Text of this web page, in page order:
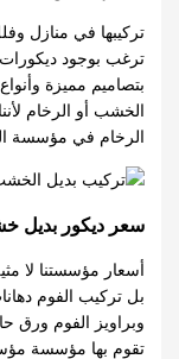
تركيبها في منازل
ترغب بوجود ديكورات
بتصاميم مميزة
الخشب أو الرخام
الرخام في مؤسسة
سعر ديكور بديل
أسعار مؤسستنا لا
بل تركيب الفوم
وبراويز الفوم ورق
تقوم بها مؤسسة